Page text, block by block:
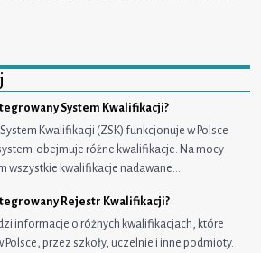
System Kwalifikacji?
Kwalifikacji (ZSK) funkcjonuje w Polsce
system obejmuje różne kwalifikacje. Na mocy
wszystkie kwalifikacje nadawane…
Rejestr Kwalifikacji?
informacje o różnych kwalifikacjach, które
Polsce, przez szkoły, uczelnie i inne podmioty.